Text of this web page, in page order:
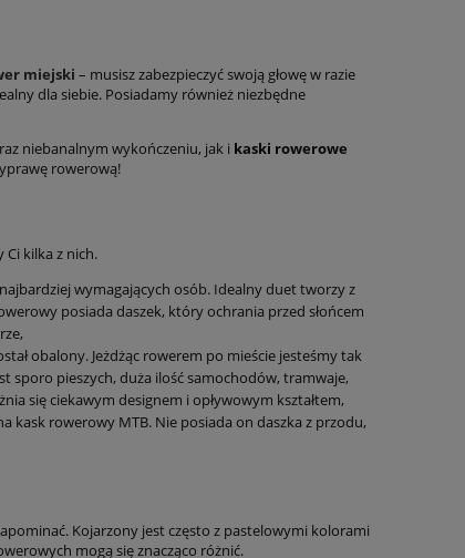
miejski – musisz zabezpieczyć swoją głowę w razie
dla siebie. Posiadamy również niezbędne
niebanalnym wykończeniu, jak i kaski rowerowe
rowerową!
kilka z nich.
wymagających osób. Idealny duet tworzy z
posiada daszek, który ochrania przed słońcem
obalony. Jeżdżąc rowerem po mieście jesteśmy tak
sporo pieszych, duża ilość samochodów, tramwaje,
się ciekawym designem i opływowym kształtem,
rowerowy MTB. Nie posiada on daszka z przodu,
Kojarzony jest często z pastelowymi kolorami
mogą się znacząco różnić.